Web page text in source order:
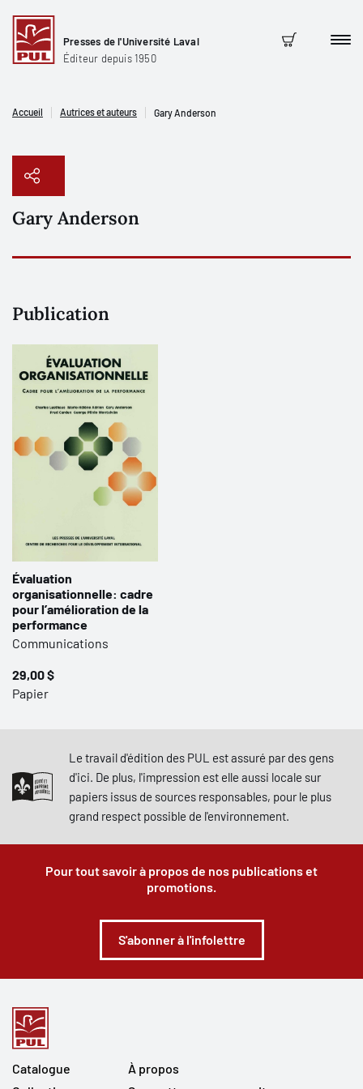
Presses de l'Université Laval
Éditeur depuis 1950
Panier
Accueil Autrices et auteurs Gary Anderson
Gary Anderson
Publication
Évaluation
organisationnelle: cadre
pour l’amélioration de la
performance
Communications
29,00 $
Papier
Le travail d'édition des PUL est assuré par des gens
d'ici. De plus, l'impression est elle aussi locale sur
papiers issus de sources responsables, pour le plus
grand respect possible de l'environnement.
Pour tout savoir à propos de nos publications et
promotions.
S'abonner à l'infolettre
Catalogue
À propos